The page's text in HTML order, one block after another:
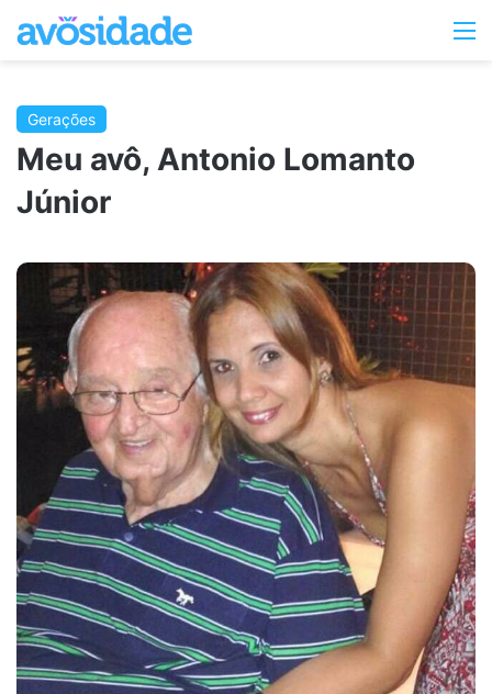
Switch
Gerações
Meu avô, Antonio Lomanto
Júnior